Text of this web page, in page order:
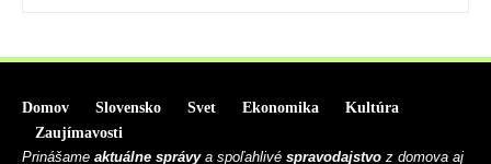
Domov Slovensko Svet Ekonomika
Kultúra
Zaujímavosti
Prinášame aktuálne správya spoľahlivé spravodajstvo z domova aj